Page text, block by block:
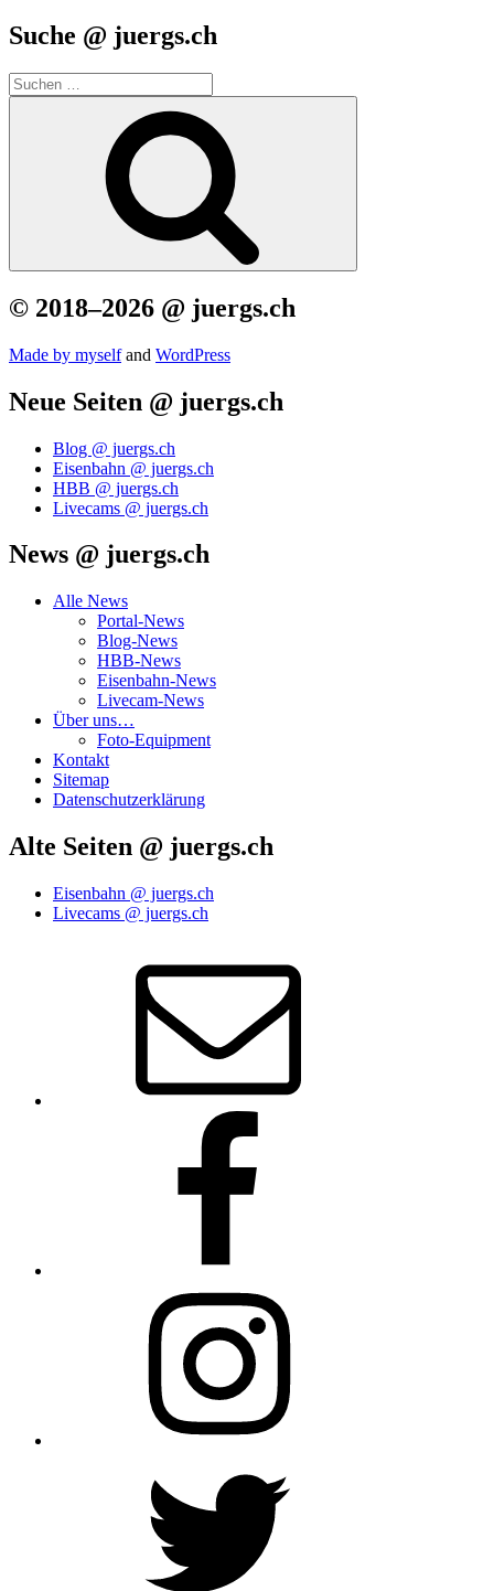
Suche @ juergs.ch
Suchen
nach:
© 2018–2026 @ juergs.ch
Made by mys­elfand Word­Press
Neue Seiten @ juergs.ch
Blog @ juergs.ch
Eisenbahn @ juergs.ch
HBB @ juergs.ch
Livecams @ juergs.ch
News @ juergs.ch
Alle News
Portal-News
Blog-News
HBB-News
Eisenbahn-News
Livecam-News
Über uns…
Foto-Equipment
Kontakt
Sitemap
Datenschutzerklärung
Alte Seiten @ juergs.ch
Eisenbahn @ juergs.ch
Livecams @ juergs.ch